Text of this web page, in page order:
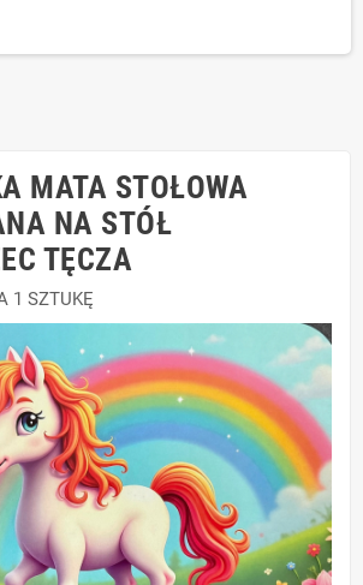
MATA STOŁOWA
NA STÓŁ
TĘCZA
1 SZTUKĘ